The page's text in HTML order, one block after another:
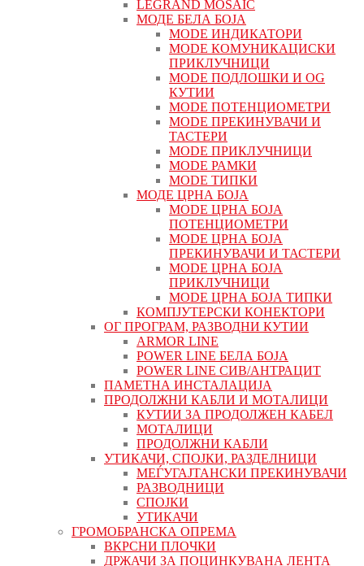
LEGRAND MOSAIC
МОДЕ БЕЛА БОЈА
MODE ИНДИКАТОРИ
MODE КОМУНИКАЦИСКИ
ПРИКЛУЧНИЦИ
MODE ПОДЛОШКИ И OG
КУТИИ
MODE ПОТЕНЦИОМЕТРИ
MODE ПРEКИНУВАЧИ И
ТАСТЕРИ
MODE ПРИКЛУЧНИЦИ
MODE РАМКИ
MODE ТИПКИ
МОДЕ ЦРНА БОЈА
MODE ЦРНА БОЈА
ПОТЕНЦИОМЕТРИ
MODE ЦРНА БОЈА
ПРЕКИНУВАЧИ И ТАСТЕРИ
MODE ЦРНА БОЈА
ПРИКЛУЧНИЦИ
MODE ЦРНА БОЈА ТИПКИ
КОМПЈУТЕРСКИ КОНЕКТОРИ
ОГ ПРОГРАМ, РАЗВОДНИ КУТИИ
ARMOR LINE
POWER LINE БЕЛА БОЈА
POWER LINE СИВ/АНТРАЦИТ
ПАМЕТНА ИНСТАЛАЦИЈА
ПРОДОЛЖНИ КАБЛИ И МОТАЛИЦИ
КУТИИ ЗА ПРОДОЛЖЕН КАБЕЛ
МОТАЛИЦИ
ПРОДОЛЖНИ КАБЛИ
УТИКАЧИ, СПОЈКИ, РАЗДЕЛНИЦИ
МЕЃУГАЈТАНСКИ ПРЕКИНУВАЧИ
РАЗВОДНИЦИ
СПОЈКИ
УТИКАЧИ
ГРОМОБРАНСКА ОПРЕМА
ВКРСНИ ПЛОЧКИ
ДРЖАЧИ ЗА ПОЦИНКУВАНА ЛЕНТА